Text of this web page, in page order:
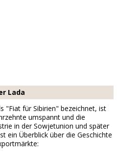
Lada
"Fiat für Sibirien" bezeichnet, ist
umspannt und die
in der Sowjetunion und später
ein Überblick über die Geschichte